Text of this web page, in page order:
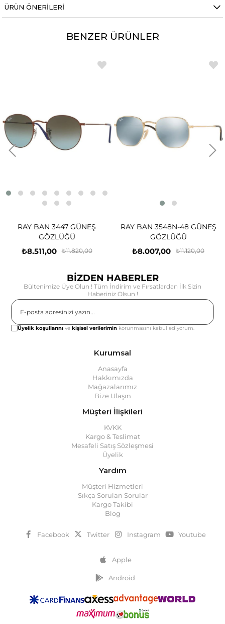
ÜRÜN ÖNERILERI
BENZER ÜRÜNLER
RAY BAN 3447 GÜNEŞ
GÖZLÜĞÜ
₺8.511,00 ₺11.820,00
RAY BAN 3548N-48 GÜNEŞ
GÖZLÜĞÜ
₺8.007,00 ₺11.120,00
BİZDEN HABERLER
Bültenimize Üye Olun ! Tüm İndirim ve Fırsatlardan İlk Sizin
Haberiniz Olsun !
Üyelik koşullarını vekişisel verilerimin korunmasını kabul ediyorum.
Kurumsal
Anasayfa
Hakkımızda
Mağazalarımız
Bize Ulaşın
Müşteri İlişkileri
KVKK
Kargo & Teslimat
Mesafeli Satış Sözleşmesi
Üyelik
Yardım
Müşteri Hizmetleri
Sıkça Sorulan Sorular
Kargo Takibi
Blog
Facebook Twitter Instagram Youtube
Apple
Android